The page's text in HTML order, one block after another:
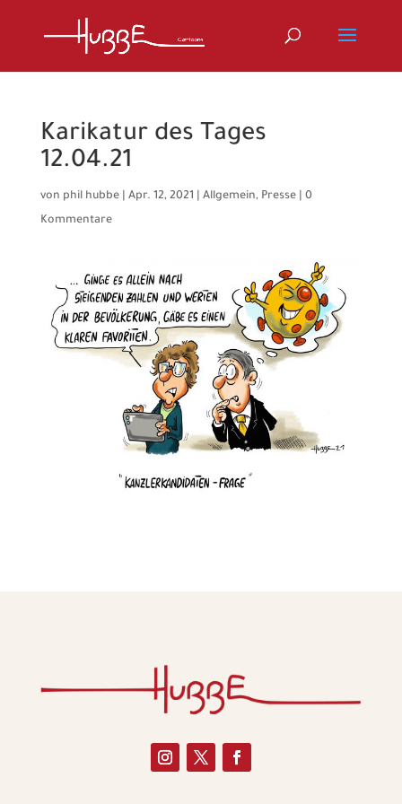
Karikatur des Tages
12.04.21
von phil hubbe| Apr. 12, 2021 Allgemein, Presse| 0
Kommentare